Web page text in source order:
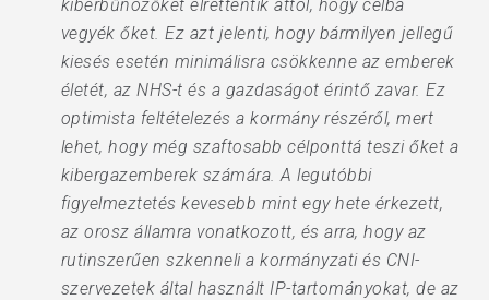
kiberbűnözőket elrettentik attól, hogy célba
vegyék őket. Ez azt jelenti, hogy bármilyen jellegű
kiesés esetén minimálisra csökkenne az emberek
életét, az NHS-t és a gazdaságot érintő zavar. Ez
optimista feltételezés a kormány részéről, mert
lehet, hogy még szaftosabb célponttá teszi őket a
kibergazemberek számára. A legutóbbi
figyelmeztetés kevesebb mint egy hete érkezett,
az orosz államra vonatkozott, és arra, hogy az
rutinszerűen szkenneli a kormányzati és CNI-
szervezetek által használt IP-tartományokat, de az